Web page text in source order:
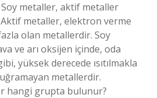
metaller, aktif metaller
Aktif metaller, elektron verme
olan metallerdir. Soy
ve arı oksijen içinde, oda
yüksek derecede ısıtılmakla
metallerdir.
hangi grupta bulunur?